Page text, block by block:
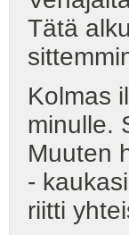
Tätä
Kolmas
minulle.
Muuten
-
riitti